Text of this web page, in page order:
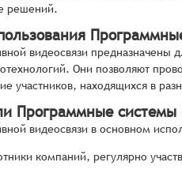
решений.
видеосвязи
Они позволяют
участников, находящихся в
Программные системы
видеосвязи в основном
компаний, регулярно